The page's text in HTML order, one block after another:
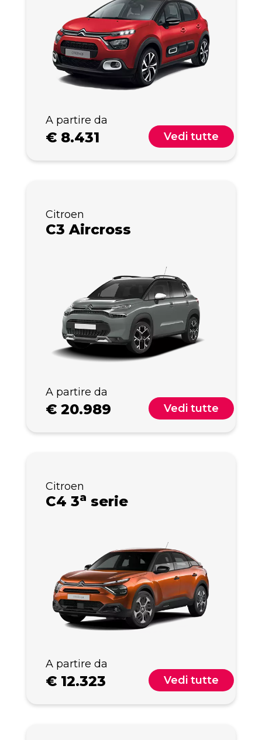
A partire da
€ 8.431 Vedi tutte
Citroen
C3 Aircross
A partire da
€ 20.989 Vedi tutte
Citroen
C4 3a serie
A partire da
€ 12.323 Vedi tutte